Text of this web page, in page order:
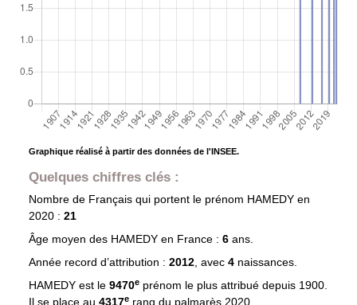
Graphique réalisé à partir des données de l'INSEE.
Quelques chiffres clés :
Nombre de Français qui portent le prénom HAMEDY en
2020 : 21
Âge moyen des HAMEDYen France : 6 ans.
Année record d’attribution : 2012, avec 4 naissances.
HAMEDY est le 9470eprénom le plus attribué depuis 1900.
Il se place au 4317e rang du palmarès 2020.